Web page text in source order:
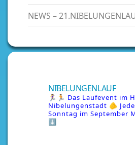
NEWS –
NIBELUNGENLAUF
🏃‍♀️🏃 Das Laufevent im
Nibelungenstadt 🫵
Sonntag im September
⬇️